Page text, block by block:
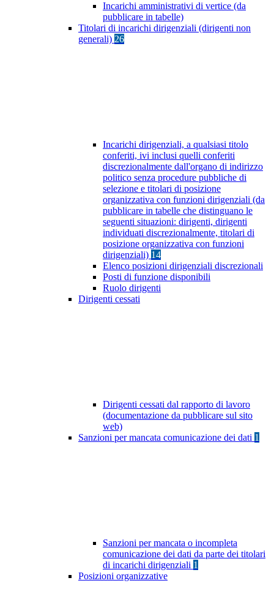
Incarichi amministrativi di vertice (da
pubblicare in tabelle)
Titolari di incarichi dirigenziali (dirigenti non
generali) 26
Incarichi dirigenziali, a qualsiasi titolo
conferiti, ivi inclusi quelli conferiti
discrezionalmente dall'organo di indirizzo
politico senza procedure pubbliche di
selezione e titolari di posizione
organizzativa con funzioni dirigenziali (da
pubblicare in tabelle che distinguano le
seguenti situazioni: dirigenti, dirigenti
individuati discrezionalmente, titolari di
posizione organizzativa con funzioni
dirigenziali) 14
Elenco posizioni dirigenziali discrezionali
Posti di funzione disponibili
Ruolo dirigenti
Dirigenti cessati
Dirigenti cessati dal rapporto di lavoro
(documentazione da pubblicare sul sito
web)
Sanzioni per mancata comunicazione dei dati 1
Sanzioni per mancata o incompleta
comunicazione dei dati da parte dei titolari
di incarichi dirigenziali 1
Posizioni organizzative